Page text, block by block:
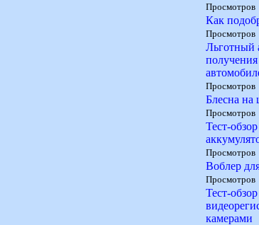
Как
Льготный
Блесна на
Тест-
Воблер
Тест-
камерами